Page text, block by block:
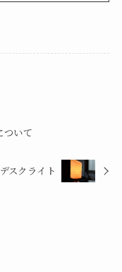
ついて
スクライト